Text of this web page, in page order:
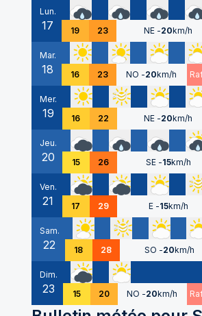
Lun.
17 19 23 NE -20km/h
Mar.
18 16 23 NO -20km/h
Mer.
19 16 22 NE -20km/h
Jeu.
20 15 26 SE -15km/h
Ven.
21 17 29 E -15km/h
Sam.
22 18 28 SO -20km/h
Dim.
23 15 20 NO -20km/h